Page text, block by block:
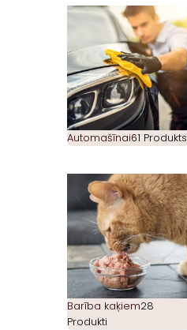
Automašīnai61 Produkts
Barība kaķiem28
Produkti